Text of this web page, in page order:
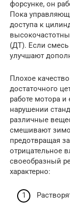
форсунке, он
Пока
доступа к
(ДТ). Если
улучшают
Плохое
достаточного
работе мотора
нарушении
различные
смешивают
предотвращая
отрицательное
своеобразный
характерно: